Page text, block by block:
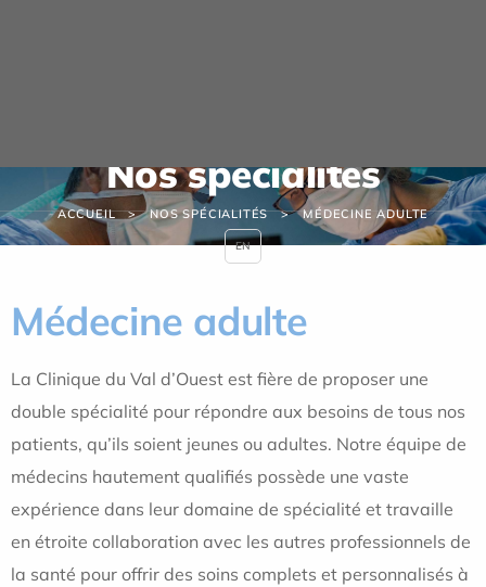
Nos spécialités
ACCUEIL NOS SPÉCIALITÉS MÉDECINE ADULTE
Médecine adulte
La Clinique du Val d’Ouest est fière de proposer une
double spécialité pour répondre aux besoins de tous nos
patients, qu’ils soient jeunes ou adultes. Notre équipe de
médecins hautement qualifiés possède une vaste
expérience dans leur domaine de spécialité et travaille
en étroite collaboration avec les autres professionnels de
la santé pour offrir des soins complets et personnalisés à
EN